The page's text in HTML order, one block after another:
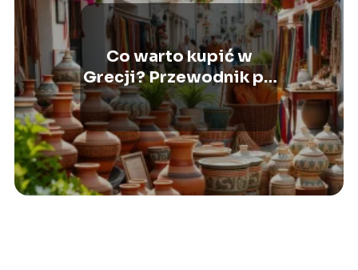
Co warto kupić w
Grecji? Przewodnik po
najlepszych
pamiątkach